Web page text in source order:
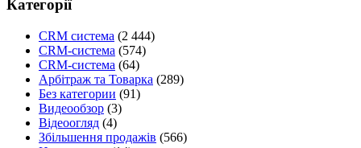
Категорії
CRM система (2 444)
CRM-система (574)
CRM-система (64)
Арбітраж та Товарка (289)
Без категории (91)
Видеообзор (3)
Відеоогляд (4)
Збільшення продажів (566)